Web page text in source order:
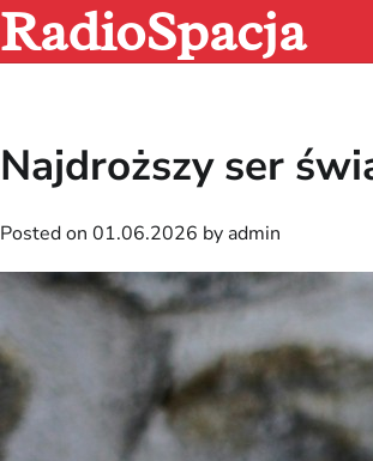
Skip
to
content
RadioSpacja
Najdroższy ser
Posted on 01.06.2026 by admin